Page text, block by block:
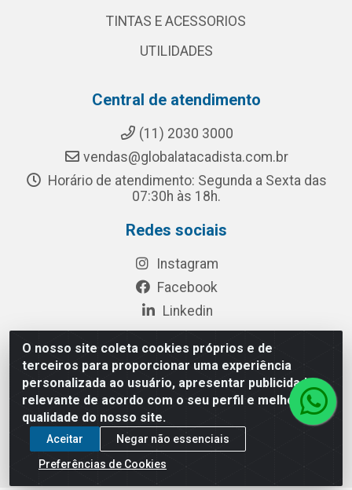
O nosso site coleta cookies próprios e de
terceiros para proporcionar uma experiência
personalizada ao usuário, apresentar publicidade
relevante de acordo com o seu perfil e melhorar a
qualidade do nosso site.
Aceitar
Negar não essenciais
Preferências de Cookies
TINTAS E ACESSORIOS
UTILIDADES
Central de atendimento
(11) 2030 3000
vendas@globalatacadista.com.br
Horário de atendimento: Segunda a Sexta das
07:30h às 18h.
Redes sociais
Instagram
Facebook
Linkedin
Rua Chipuê, 117 - S. Miguel Paulista São Paulo/SP - CEP
08010-260- CNPJ: 03.010.739/0001-72